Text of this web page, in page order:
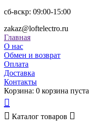
сб-вскр: 09:00-15:00
zakaz@loftelectro.ru
Главная
О нас
Обмен и возврат
Оплата
Доставка
Контакты
Корзина: 0 корзина пуста
Каталог товаров